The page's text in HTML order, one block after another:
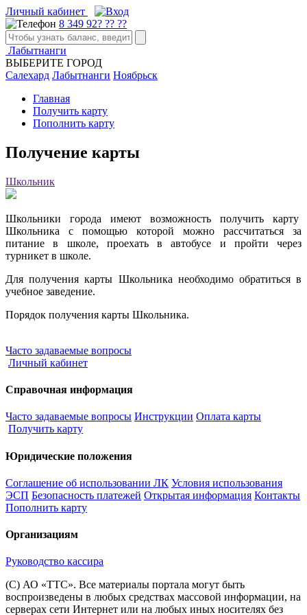
Личный кабинет
8 349 92? ?? ??
Лабытнанги
ВЫБЕРИТЕ ГОРОД
Салехард Лабытнанги Ноябрьск
Главная
Получить карту
Пополнить карту
Получение карты
Школьник
Школьники города имеют возможность получить карту
Школьника с помощью которой можно рассчитаться за
питание в школе, проехать в автобусе и пройти через
турникет в школе.
Для получения карты Школьника необходимо обратиться в
учебное заведение.
Порядок получения карты Школьника.
Часто задаваемые вопросы
Личный кабинет
Справочная информация
Часто задаваемые вопросы Инструкции Оплата карты
Получить карту
Юридические положения
Соглашение об использовании ЛК Условия использования
ЭСП Безопасность платежей Открытая информация Контакты
Пополнить карту
Организациям
Руководство кассира
(С) АО «ТТС». Все материалы портала могут быть
воспроизведены в любых средствах массовой информации, на
серверах сети Интернет или на любых иных носителях без